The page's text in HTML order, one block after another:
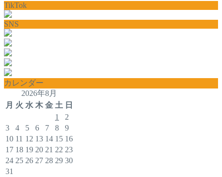
TikTok
SNS
カレンダー
2026年8月
月 火 水 木 金 土 日
1
2
3
4 5 6 7 8
9
10 11 12 13 14 15 16
17 18 19 20 21 22 23
24 25 26 27 28 29 30
31